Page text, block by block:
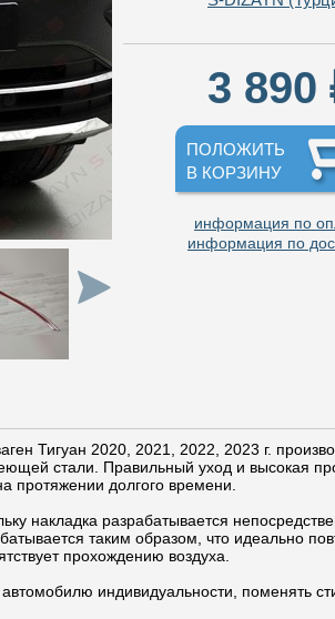
3 890
ПОЛОЖИТЬ
В КОРЗИНУ
информация по
информация по
Тигуан 2020, 2021, 2022, 2023 г.
стали. Правильный уход и высокая
протяжении долгого времени.
накладка разрабатывается
таким образом, что идеально
прохождению воздуха.
индивидуальности, поменять